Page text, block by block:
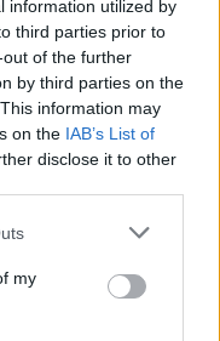
information utilized by
third parties prior to
of the further
by third parties on the
information may
on the IAB’s List of
disclose it to other
my
γούνινο καπέλο
Σαββάτου 8